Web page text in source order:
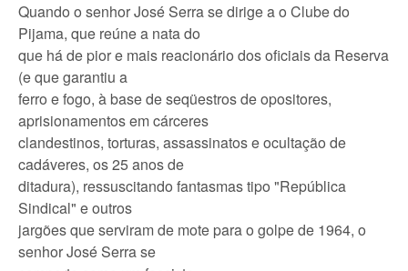
Quando o senhor José Serra se dirige a o Clube do
Pijama, que reúne a nata do
que há de pior e mais reacionário dos oficiais da Reserva
(e que garantiu a
ferro e fogo, à base de seqüestros de opositores,
aprisionamentos em cárceres
clandestinos, torturas, assassinatos e ocultação de
cadáveres, os 25 anos de
ditadura), ressuscitando fantasmas tipo "República
Sindical" e outros
jargões que serviram de mote para o golpe de 1964, o
senhor José Serra se